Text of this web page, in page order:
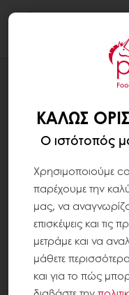
ΈΝΤΥΠΟ
ΚΑΛΏΣ
Ο ιστότοπός
Χρησιμοποιούμε
παρέχουμε την
μας, να
επισκέψεις και τις
μετράμε και να
μάθετε
και για το πώς